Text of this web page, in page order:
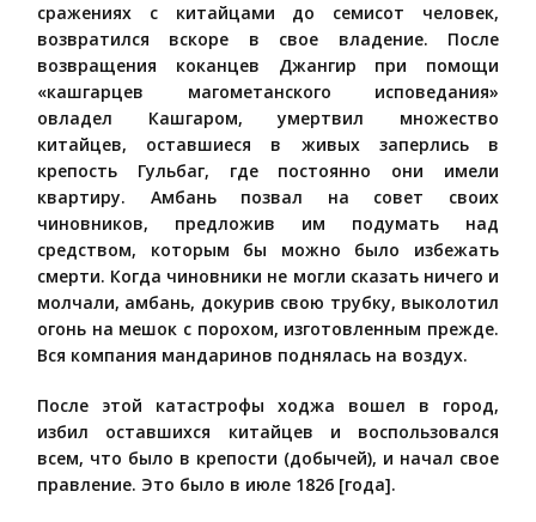
сражениях с китайцами до семисот человек,
возвратился вскоре в свое владение. После
возвращения коканцев Джангир при помощи
«кашгарцев магометанского исповедания»
овладел Кашгаром, умертвил множество
китайцев, оставшиеся в живых заперлись в
крепость Гульбаг, где постоянно они имели
квартиру. Амбань позвал на совет своих
чиновников, предложив им подумать над
средством, которым бы можно было избежать
смерти. Когда чиновники не могли сказать ничего и
молчали, амбань, докурив свою трубку, выколотил
огонь на мешок с порохом, изготовленным прежде.
Вся компания мандаринов поднялась на воздух.
После этой катастрофы ходжа вошел в город,
избил оставшихся китайцев и воспользовался
всем, что было в крепости (добычей), и начал свое
правление. Это было в июле 1826 [года].